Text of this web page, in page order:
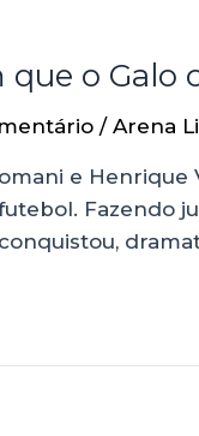
que o Galo
/ Arena
e Henrique
Fazendo